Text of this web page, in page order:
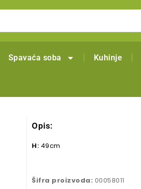
Spavaća soba Kuhinje
Opis:
H: 49cm
Šifra proizvoda: 00058011